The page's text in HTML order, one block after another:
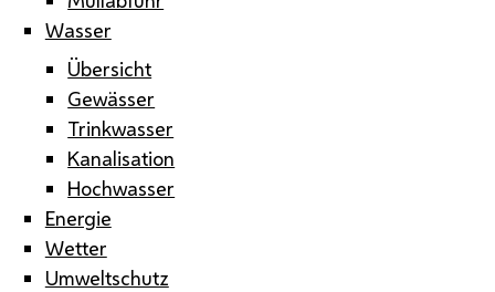
Wasser
Übersicht
Gewässer
Trinkwasser
Kanalisation
Hochwasser
Energie
Wetter
Umweltschutz